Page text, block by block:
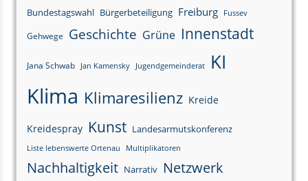
Bundestagswahl Bürgerbeteiligung Freiburg Fussev
Gehwege Geschichte Grüne Innenstadt
Jana Schwab Jan Kamensky Jugendgemeinderat KI
Klima Klimaresilienz Kreide
Kreidespray Kunst Landesarmutskonferenz
Liste lebenswerte Ortenau Multiplikatoren
Nachhaltigkeit Narrativ Netzwerk